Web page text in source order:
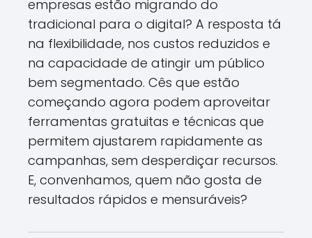
empresas estão migrando do
tradicional para o digital? A resposta tá
na flexibilidade, nos custos reduzidos e
na capacidade de atingir um público
bem segmentado. Cês que estão
começando agora podem aproveitar
ferramentas gratuitas e técnicas que
permitem ajustarem rapidamente as
campanhas, sem desperdiçar recursos.
E, convenhamos, quem não gosta de
resultados rápidos e mensuráveis?